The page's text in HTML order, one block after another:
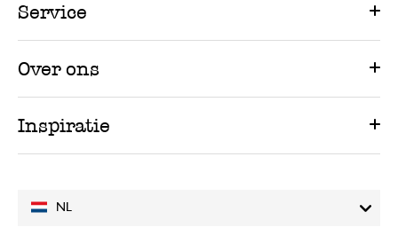
NL
Service
Over ons
Inspiratie